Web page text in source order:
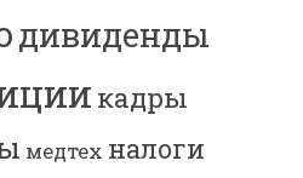
дивиденды
кадры
медтех налоги